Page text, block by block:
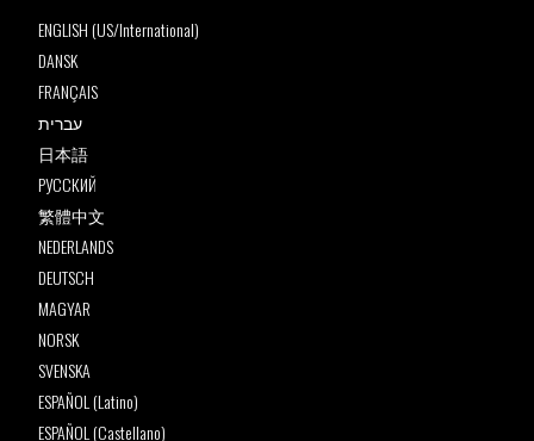
ENGLISH (US/International)
DANSK
FRANÇAIS
עברית
日本語
РУССКИЙ
繁體中文
NEDERLANDS
DEUTSCH
MAGYAR
NORSK
SVENSKA
ESPAÑOL (Latino)
ESPAÑOL (Castellano)